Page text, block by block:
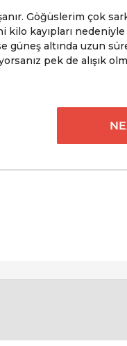
Göğüslerim çok
kilo kayıpları
güneş altında uzun
pek de alışık